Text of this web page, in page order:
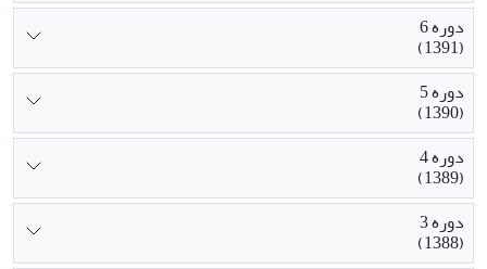
دوره 6
(1391)
دوره 5
(1390)
دوره 4
(1389)
دوره 3
(1388)